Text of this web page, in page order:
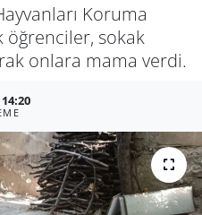
Koruma
öğrenciler, sokak
onlara mama verdi.